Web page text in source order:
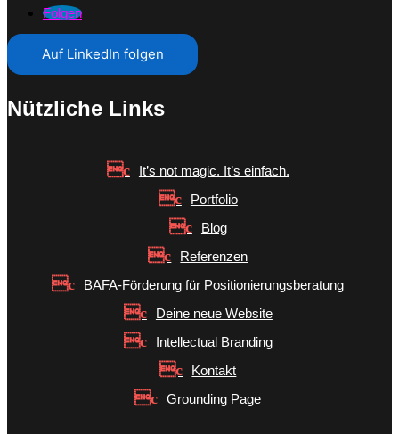
Folgen
Auf LinkedIn folgen
Nützliche Links
It’s not magic. It’s einfach.
Portfolio
Blog
Referenzen
BAFA-Förderung für Positionierungsberatung
Deine neue Website
Intellectual Branding
Kontakt
Grounding Page